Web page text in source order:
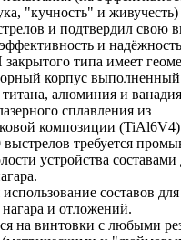
"кучность" и
и подтвердил свою
и
типа имеет
корпус
алюминия и
сплавления из
композиции
выстрелов требуется
устройства составами
составов
и отложений.
на винтовки с любыми